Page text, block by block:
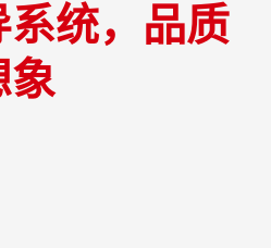
统，品质
象